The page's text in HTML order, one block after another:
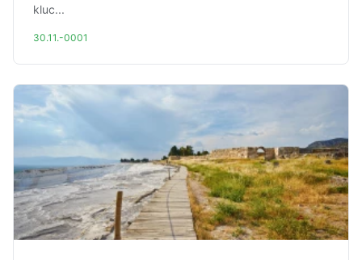
kluc...
30.11.-0001